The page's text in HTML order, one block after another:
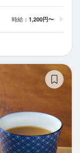
時給： 1,200円〜